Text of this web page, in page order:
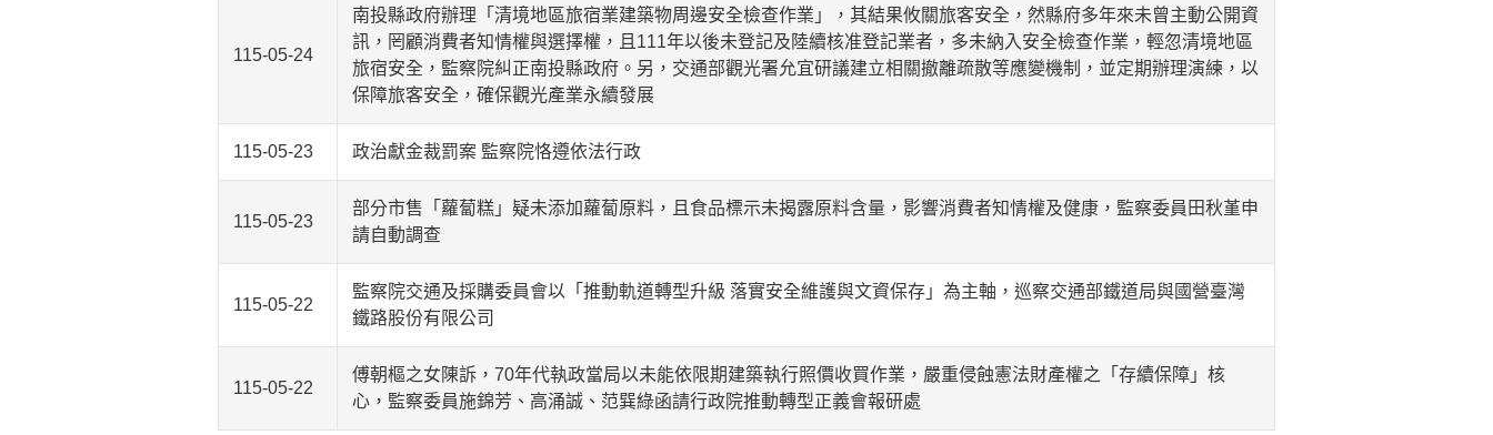
115-05-24
南投縣政府辦理「清境地區旅宿業建築物周邊安全檢查作業」，其結果攸關旅客安全，然縣府多年來未曾主動公開資
訊，罔顧消費者知情權與選擇權，且111年以後未登記及陸續核准登記業者，多未納入安全檢查作業，輕忽清境地區
旅宿安全，監察院糾正南投縣政府。另，交通部觀光署允宜研議建立相關撤離疏散等應變機制，並定期辦理演練，以
保障旅客安全，確保觀光產業永續發展
115-05-23 政治獻金裁罰案 監察院恪遵依法行政
115-05-23
部分市售「蘿蔔糕」疑未添加蘿蔔原料，且食品標示未揭露原料含量，影響消費者知情權及健康，監察委員田秋堇申
請自動調查
115-05-22
監察院交通及採購委員會以「推動軌道轉型升級 落實安全維護與文資保存」為主軸，巡察交通部鐵道局與國營臺灣
鐵路股份有限公司
115-05-22
傅朝樞之女陳訴，70年代執政當局以未能依限期建築執行照價收買作業，嚴重侵蝕憲法財產權之「存續保障」核
心，監察委員施錦芳、高涌誠、范巽綠函請行政院推動轉型正義會報研處